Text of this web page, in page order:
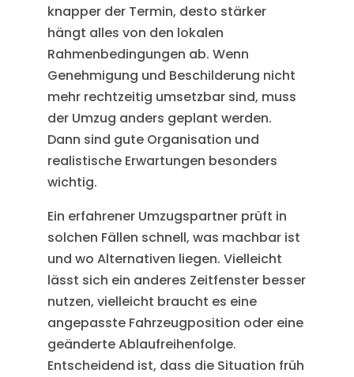
knapper der Termin, desto stärker
hängt alles von den lokalen
Rahmenbedingungen ab. Wenn
Genehmigung und Beschilderung nicht
mehr rechtzeitig umsetzbar sind, muss
der Umzug anders geplant werden.
Dann sind gute Organisation und
realistische Erwartungen besonders
wichtig.
Ein erfahrener Umzugspartner prüft in
solchen Fällen schnell, was machbar ist
und wo Alternativen liegen. Vielleicht
lässt sich ein anderes Zeitfenster besser
nutzen, vielleicht braucht es eine
angepasste Fahrzeugposition oder eine
geänderte Ablaufreihenfolge.
Entscheidend ist, dass die Situation früh